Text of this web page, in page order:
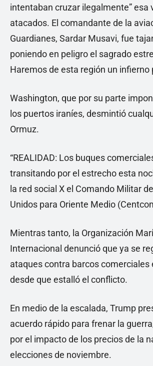
intentaban cruzar ilegalmente” esa
atacados. El comandante de la
Guardianes, Sardar Musavi, fue
poniendo en peligro el sagrado
Haremos de esta región un infierno
Washington, que por su parte
los puertos iraníes, desmintió
Ormuz.
“REALIDAD: Los buques
transitando por el estrecho esta
la red social X el Comando Militar
Unidos para Oriente Medio
Mientras tanto, la Organización
Internacional denunció que ya se
ataques contra barcos comerciales
desde que estalló el conflicto.
En medio de la escalada, Trump
acuerdo rápido para frenar la
por el impacto de los precios de la
elecciones de noviembre.